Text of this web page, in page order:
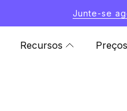
Junte-se
Recursos Preços